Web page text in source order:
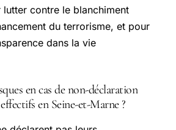
contre le blanchiment
du terrorisme, et pour
dans la vie
en cas de non-déclaration
en Seine-et-Marne ?